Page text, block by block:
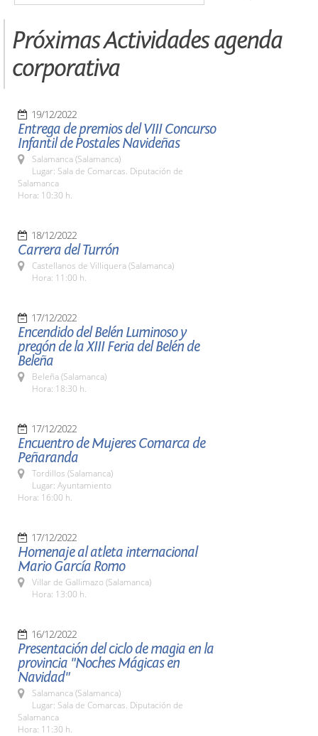
Próximas Actividades agenda
corporativa
19/12/2022
Entrega de premios del VIII Concurso
Infantil de Postales Navideñas
Salamanca (Salamanca)
Lugar: Sala de Comarcas. Diputación de
Salamanca
Hora: 10:30 h.
18/12/2022
Carrera del Turrón
Castellanos de Villiquera (Salamanca)
Hora: 11:00 h.
17/12/2022
Encendido del Belén Luminoso y
pregón de la XIII Feria del Belén de
Beleña
Beleña (Salamanca)
Hora: 18:30 h.
17/12/2022
Encuentro de Mujeres Comarca de
Peñaranda
Tordillos (Salamanca)
Lugar: Ayuntamiento
Hora: 16:00 h.
17/12/2022
Homenaje al atleta internacional
Mario García Romo
Villar de Gallimazo (Salamanca)
Hora: 13:00 h.
16/12/2022
Presentación del ciclo de magia en la
provincia "Noches Mágicas en
Navidad"
Salamanca (Salamanca)
Lugar: Sala de Comarcas. Diputación de
Salamanca
Hora: 11:30 h.